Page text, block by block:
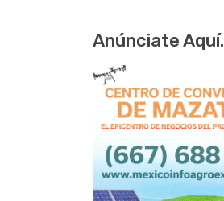
Anúnciate Aquí.